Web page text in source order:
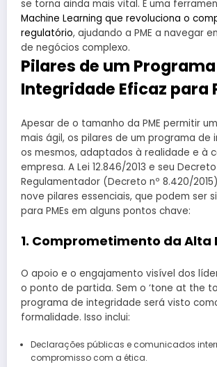
se torna ainda mais vital. É uma
Machine Learning que revoluciona o
regulatório, ajudando a PME a navegar
de negócios complexo.
Pilares de um
Integridade Eficaz para
Apesar de o tamanho da PME permitir
mais ágil, os pilares de um programa de
os mesmos, adaptados à realidade e à
empresa. A Lei 12.846/2013 e seu Decreto
Regulamentador (Decreto nº 8.420/
nove pilares essenciais, que podem ser
para PMEs em alguns pontos chave:
1. Comprometimento da Alta
O apoio e o engajamento visível dos
o ponto de partida. Sem o ‘tone at the
programa de integridade será visto
formalidade. Isso inclui:
Declarações públicas e comunicados
compromisso com a ética.